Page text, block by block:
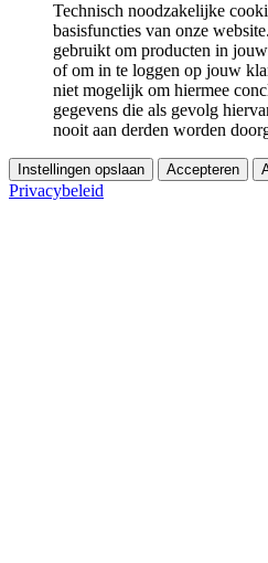
Technisch noodzakelijke
basisfuncties van onze
gebruikt om producten in
of om in te loggen op jouw
niet mogelijk om hiermee
gegevens die als gevolg
nooit aan derden worden
Instellingen opslaan Accepteren
Privacybeleid